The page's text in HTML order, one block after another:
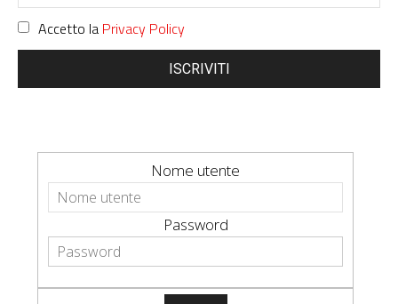
Accetto la Privacy Policy
ISCRIVITI
Nome utente
Password